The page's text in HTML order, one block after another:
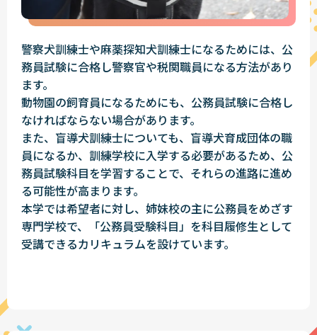
警察犬訓練士や麻薬探知犬訓練士になるためには、公
務員試験に合格し警察官や税関職員になる方法があり
ます。
動物園の飼育員になるためにも、公務員試験に合格し
なければならない場合があります。
また、盲導犬訓練士についても、盲導犬育成団体の職
員になるか、訓練学校に入学する必要があるため、公
務員試験科目を学習することで、それらの進路に進め
る可能性が高まります。
本学では希望者に対し、姉妹校の主に公務員をめざす
専門学校で、「公務員受験科目」を科目履修生として
受講できるカリキュラムを設けています。